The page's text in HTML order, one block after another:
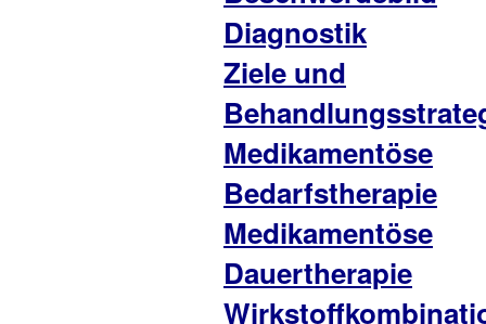
Diagnostik
Ziele und
Medikamentöse
Bedarfstherapie
Medikamentöse
Dauertherapie